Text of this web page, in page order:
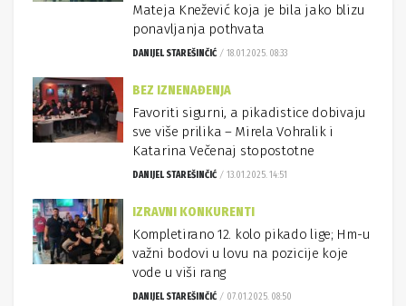
Mateja Knežević koja je bila jako blizu
ponavljanja pothvata
DANIJEL STAREŠINČIĆ 18.01.2025. 08:33
BEZ IZNENAĐENJA
Favoriti sigurni, a pikadistice dobivaju
sve više prilika – Mirela Vohralik i
Katarina Večenaj stopostotne
DANIJEL STAREŠINČIĆ 13.01.2025. 14:51
IZRAVNI KONKURENTI
Kompletirano 12. kolo pikado lige; Hm-u
važni bodovi u lovu na pozicije koje
vode u viši rang
DANIJEL STAREŠINČIĆ 07.01.2025. 08:50